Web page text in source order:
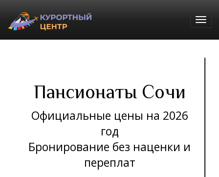
Пансионаты Сочи
Официальные цены на 2026
год
Бронирование без наценки и
переплат